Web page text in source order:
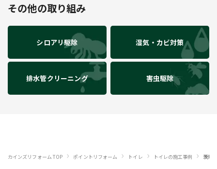
その他の取り組み
シロアリ駆除 湿気・カビ対策
排水管クリーニング 害虫駆除
カインズリフォーム TOP › ポイントリフォーム › トイレ › トイレの施工事例 › 茨城